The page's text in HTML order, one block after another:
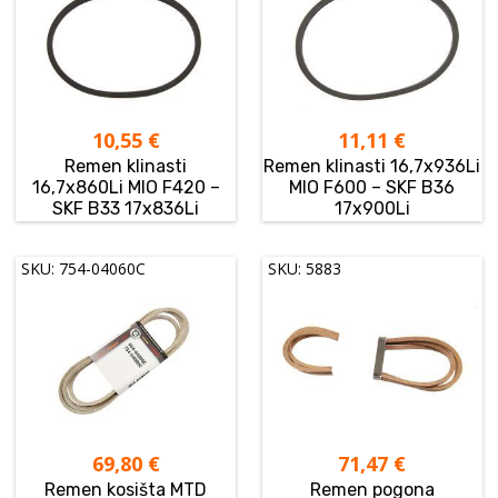
10,55 €
Remen klinasti
16,7x860Li MIO F420 –
SKF B33 17x836Li
11,11 €
Remen klinasti 16,7x936Li
MIO F600 – SKF B36
17x900Li
SKU: 754-04060C
69,80 €
Remen kosišta MTD
SKU: 5883
71,47 €
Remen pogona